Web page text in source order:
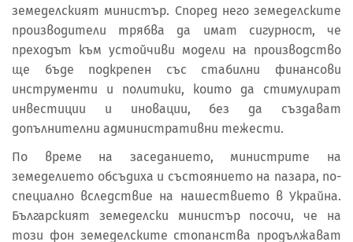
земеделският министър. Според него земеделските
производители трябва да имат сигурност, че
преходът към устойчиви модели на производство
ще бъде подкрепен със стабилни финансови
инструменти и политики, които да стимулират
инвестиции и иновации, без да създават
допълнителни административни тежести.
По време на заседанието, министрите на
земеделието обсъдиха и състоянието на пазара, по-
специално вследствие на нашествието в Украйна.
Българският земеделски министър посочи, че на
този фон земеделските стопанства продължават